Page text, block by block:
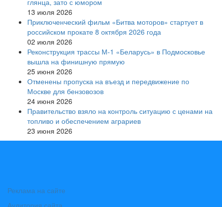
13 июля 2026
Приключенческий фильм «Битва моторов» стартует в
российском прокате 8 октября 2026 года
02 июля 2026
Реконструкция трассы М-1 «Беларусь» в Подмосковье
вышла на финишную прямую
25 июня 2026
Отменены пропуска на въезд и передвижение по
Москве для бензовозов
24 июня 2026
Правительство взяло на контроль ситуацию с ценами на
топливо и обеспечением аграриев
23 июня 2026
Реклама на сайте
Аудитория сайта